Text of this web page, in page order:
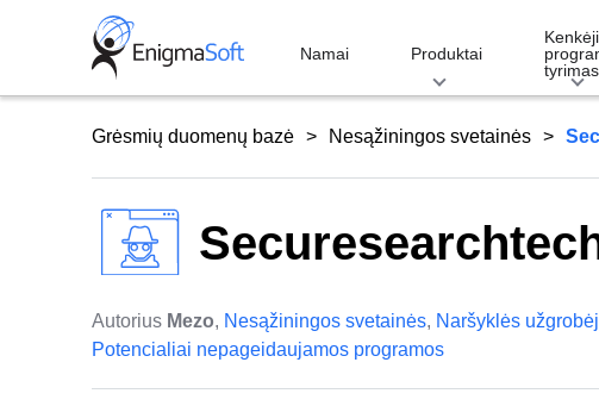
Namai Produktai
tyrimas
Grėsmių duomenų bazė Nesąžiningos svetainės
Autorius Mezo, Nesąžiningos svetainės, Naršyklės
Potencialiai nepageidaujamos programos